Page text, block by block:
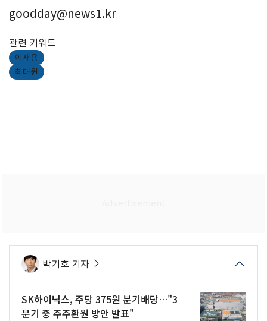
goodday@news1.kr
관련 키워드
이재용
최태원
박기호 기자
SK하이닉스, 주당 375원 분기배당…"3
분기 중 주주환원 방안 발표"